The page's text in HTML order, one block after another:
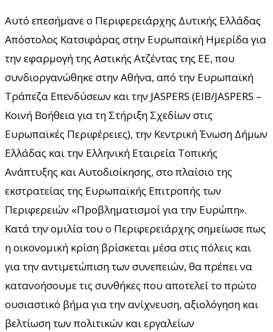
Αυτό επεσήμανε ο Περιφερειάρχης Δυτικής Ελλάδας
Απόστολος Κατσιφάρας στην Ευρωπαϊκή Ημερίδα για
την εφαρμογή της Αστικής Ατζέντας της ΕΕ, που
συνδιοργανώθηκε στην Αθήνα, από την Ευρωπαϊκή
Τράπεζα Επενδύσεων και την JASPERS (EIB/JASPERS –
Κοινή Βοήθεια για τη Στήριξη Σχεδίων στις
Ευρωπαϊκές Περιφέρειες), την Κεντρική Ένωση Δήμων
Ελλάδας και την Ελληνική Εταιρεία Τοπικής
Ανάπτυξης και Αυτοδιοίκησης, στο πλαίσιο της
εκστρατείας της Ευρωπαϊκής Επιτροπής των
Περιφερειών «Προβληματισμοί για την Ευρώπη».
Κατά την ομιλία του ο Περιφερειάρχης σημείωσε πως
η οικονομική κρίση βρίσκεται μέσα στις πόλεις και
για την αντιμετώπιση των συνεπειών, θα πρέπει να
κατανοήσουμε τις συνθήκες που αποτελεί το πρώτο
ουσιαστικό βήμα για την ανίχνευση, αξιολόγηση και
βελτίωση των πολιτικών και εργαλείων